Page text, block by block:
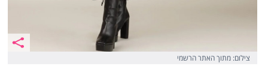
צילום: מתוך האתר הרשמי